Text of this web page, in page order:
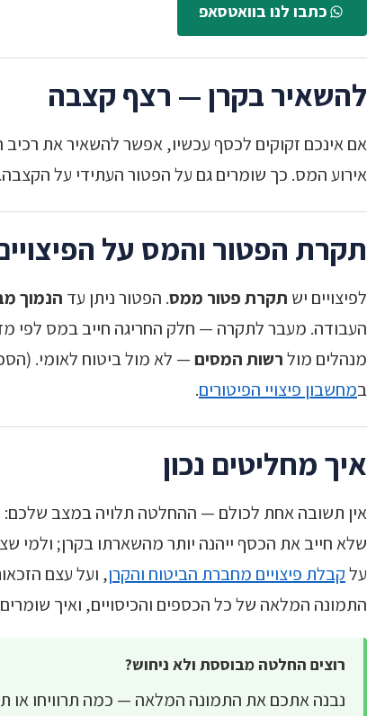
כתבו לנו בוואטסאפ
להשאיר בקרן — רצף קצבה
אם אינכם זקוקים לכסף עכשיו, אפשר להשאיר את רכיב
אירוע המס. כך שומרים גם על הפטור העתידי על
תקרת הפטור והמס על
לפיצויים יש תקרת פטור ממס. הפטור ניתן עד הנמוך
העבודה. מעבר לתקרה — חלק החריגה חייב במס לפי
מנהלים מולרשות המסים
במחשבון פיצויי הפיטורים.
איך מחליטים נכון
אין תשובה אחת לכולם — ההחלטה תלויה במצב שלכם:
שלא חייב את הכסף ייהנה יותר מהשארתו בקרן; ולמי
עלקבלת פיצויים מחברת הביטוח והקרן, ועל עצם
התמונה המלאה של כל הכספים והכיסויים, ואיך
רוצים החלטה מבוססת ולא ניחוש?
נבנה אתכם את התמונה המלאה — כמה תרוויחו או